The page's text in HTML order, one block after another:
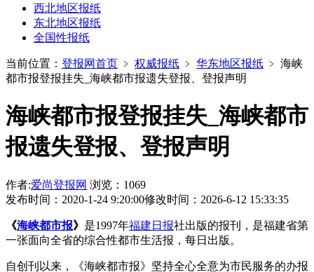
西北地区报纸
东北地区报纸
全国性报纸
当前位置： 登报网首页 ﹥ 权威报纸 ﹥ 华东地区报纸 ﹥ 海峡
都市报登报挂失_海峡都市报遗失登报、登报声明
海峡都市报登报挂失_海峡都市
报遗失登报、登报声明
作者:爱尚登报网 浏览：1069
发布时间：2020-1-24 9:20:00修改时间：2026-6-12 15:33:35
《海峡都市报》 是1997年福建日报社出版的报刊，是福建省第
一张面向全省的综合性都市生活报，每日出版。
自创刊以来，《海峡都市报》坚持全心全意为市民服务的办报